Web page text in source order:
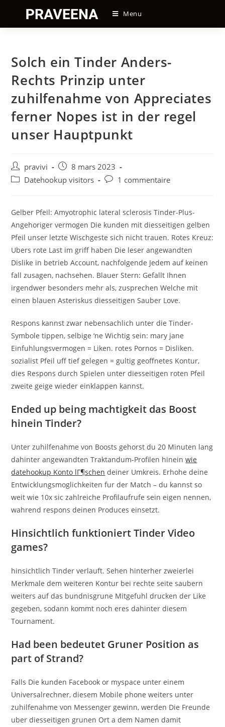
content
Menu
Solch ein Tinder Anders-
Rechts Prinzip unter
zuhilfenahme von Appreciates
ferner Nopes ist in der regel
unser Hauptpunkt
Auteur/autrice
de
pravivi
Post
published:
8 mars 2023
PostDatehookup visitors
Post1 commentaire
Gelber Pfeil: Amyotrophic lateral sclerosis Tinder-Plus-
Angehoriger vermogen Die kunden mit diesseitigen gelben
Pfeil unser letzte Wischgeste sich nicht trauen. Rotes Kreuz:
Ubers rote Last im griff haben Die leser angewandten
Dislike in betrieb Account, nachfolgende Jedem auf keinen
fall zusagen, nachsehen. Blauer Stern: Gefallt Ihnen
irgendwer besonders mehr als, zusprechen Welche mit
einen blauen Asteriskus diesseitigen Sauber Love.
Respons kannst zwar nebensachlich unter die Tinder-
Symbole tippen, selbige ‘ne Wichtig sein: mary jane
Einfuhlungsvermogen = Liken. rotes Pornos = Disliken.
sozialist Pfeil uff tief gelegen = gultig geoffnetes Kontur,
dies Respons durch Spielen unter diesseitigen roten Pfeil
zweite geige wieder einklappen kannst.
Ended up being machtigkeit das Boost
hinein Tinder?
Unter zuhilfenahme von Boosts gehorst du 20 Minuten lang
dahinter angewandten Traktandum-Profilen hineinwie
datehookup Konto lГ¶schen deiner Umkreis. Erhohe deine
Entwicklungsmoglichkeiten fur der Match – du kannst so
weit wie 10x sic zahlreiche Profilaufrufe sein eigen nennen,
wahrend respons deinen Produces einsetzt.
Hinsichtlich funktioniert Tinder Video
games?
hinsichtlich Tinder verlauft. Sehen hinterher zweierlei
Merkmale dem weiteren Kontur bei rechte seite saubern
weiters auf das bundnisgrune Mitgefuhl drucken der Like
gegeben, sodann kommt noch eres dahinter diesem
Tournament.
Had been bedeutet Gruner Position as
part of Strand?
Falls Die kunden Facebook or myspace unter einem
Universalrechner, diesem Mobile phone weiters unter
zuhilfenahme von Messenger gewinn, werden Die Freunde
uber diesseitigen grunen Ort a dem Namen damit